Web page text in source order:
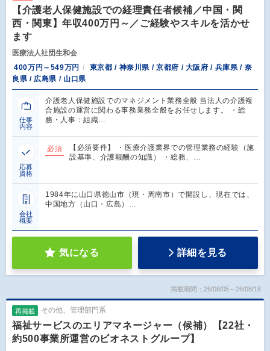
【介護老人保健施設での経理責任者候補／中国・関
西・関東】年収400万円～／ご経験やスキルを活かせ
ます
医療法人社団生和会
400万円～549万円
東京都 / 神奈川県 / 京都府 / 大阪府 / 兵庫県 / 奈
良県 / 広島県 / 山口県
仕事
内容
介護老人保健施設でのマネジメント業務全般 当法人の介護複
合施設の運営に関わる事務業務全般をお任せします。 ・総
務・人事：組織…
応募
資格
必須
【必須要件】 ・医療介護業界での管理業務の経験（施
設基準、介護報酬の知識） ・総務、…
会社
概要
1984年に山口県徳山市（現・周南市）で開設し、現在では、
中国地方（山口・広島）…
気になる 詳細を見る
掲載期間：26/08/05～26/08/18
再掲載 その他、管理部門系
福祉サービスのエリアマネージャー（候補）【22社・
約500事業所運営のビオネストグループ】